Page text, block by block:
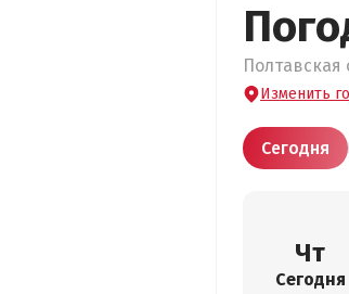
Полтавская
Изменить
Сегодня
Чт
Сегодня